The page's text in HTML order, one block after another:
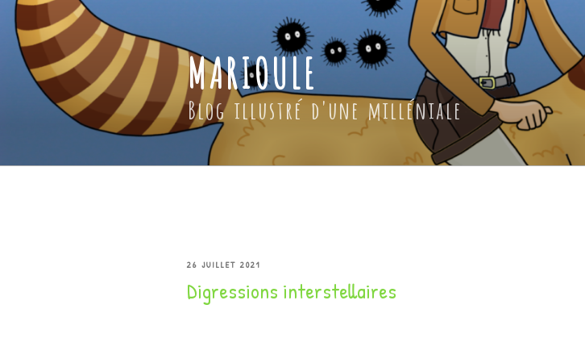
Aller
contenu
principal
MARIOULE
Blog illustré d'une milléniale
PUBLIÉ
LE
26 JUILLET 2021
Digressions interstellaires